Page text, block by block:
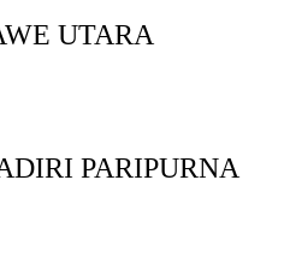
UTARA
PARIPURNA